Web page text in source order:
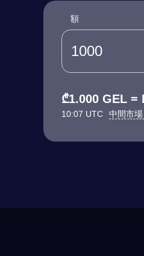
額
₾1.000 GEL =
10:07 UTC 中間市場